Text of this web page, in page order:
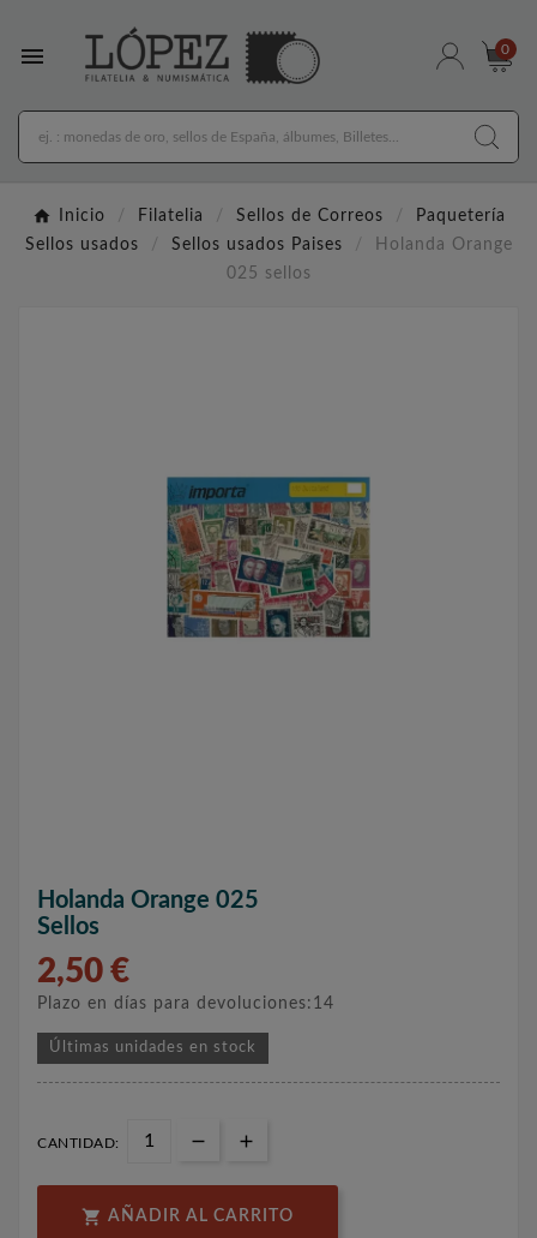
 0
Inicio Filatelia Sellos de Correos
Paquetería
Sellos usados
Sellos usados Paises
Holanda Orange
025 sellos
Holanda Orange 025
Sellos
2,50 €
Plazo en días para devoluciones:14
Últimas unidades en stock
CANTIDAD:
 AÑADIR AL CARRITO